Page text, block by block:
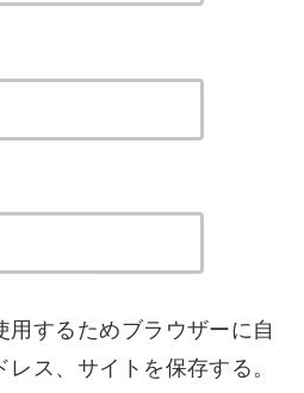
するためブラウザーに自
ス、サイトを保存する。